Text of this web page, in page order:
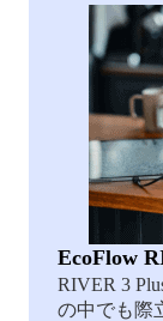
EcoFlow
RIVER 3
の中でも際